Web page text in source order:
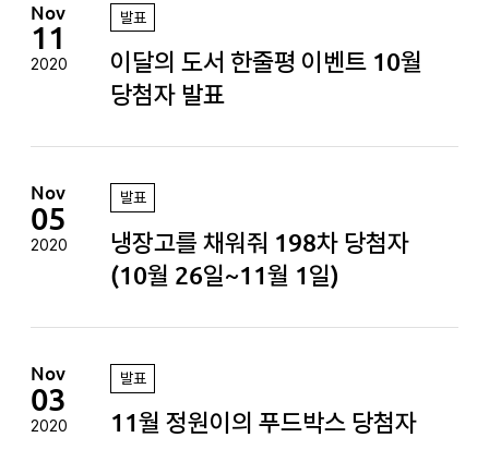
Nov
11
2020
발표
이달의 도서 한줄평 이벤트 10월
당첨자 발표
Nov
05
2020
발표
냉장고를 채워줘 198차 당첨자
(10월 26일~11월 1일)
Nov
03
2020
발표
11월 정원이의 푸드박스 당첨자